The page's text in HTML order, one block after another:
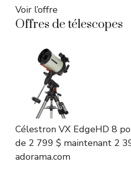
Voir l’offre
Offres de télescopes
Célestron VX EdgeHD 8
de 2 799 $ maintenant 2
adorama.com